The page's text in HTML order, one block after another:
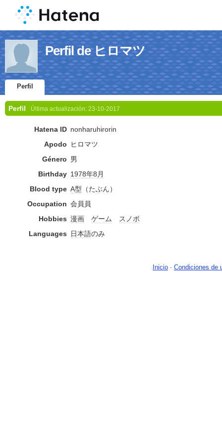
Perfil de ヒロマツ
Perfil
Perfil Última actualización: 23-10-2017
Hatena ID nonharuhirorin
Apodo
ヒロマツ
Género 男
Birthday 1978年8月
Blood type A型 （たぶん）
Occupation 会員員
Hobbies 漫画 ゲーム
スノボ
Languages
日本語のみ
Inicio - Condiciones de